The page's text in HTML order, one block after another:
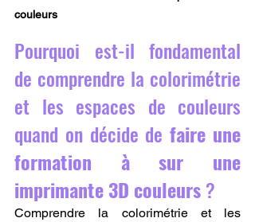
couleurs
Pourquoi est-il fondamental
de comprendre la colorimétrie
et les espaces de couleurs
quand on décide de faire une
formation à sur une
imprimante 3D couleurs ?
Comprendre la colorimétrie et les